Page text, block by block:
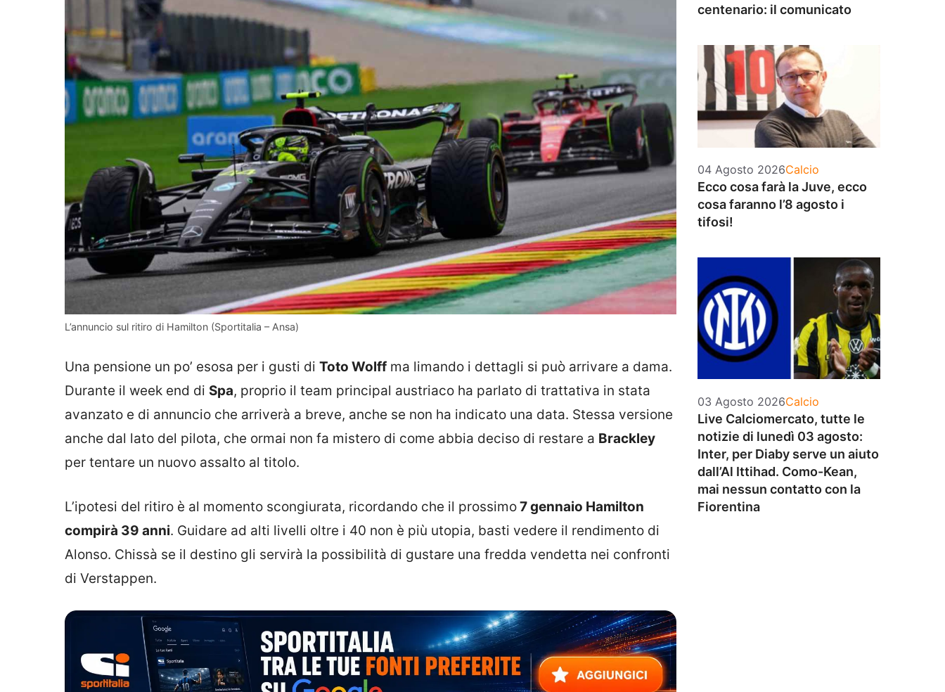
L’annuncio sul ritiro di Hamilton (Sportitalia – Ansa)
Una pensione un po’ esosa per i gusti di Toto Wolff ma limando i dettagli si può arrivare a dama.
Durante il week end di Spa, proprio il team principal austriaco ha parlato di trattativa in stata
avanzato e di annuncio che arriverà a breve, anche se non ha indicato una data. Stessa versione
anche dal lato del pilota, che ormai non fa mistero di come abbia deciso di restare a Brackley
per tentare un nuovo assalto al titolo.
L’ipotesi del ritiro è al momento scongiurata, ricordando che il prossimo7 gennaio Hamilton
compirà 39 anni. Guidare ad alti livelli oltre i 40 non è più utopia, basti vedere il rendimento di
Alonso. Chissà se il destino gli servirà la possibilità di gustare una fredda vendetta nei confronti
di Verstappen.
centenario: il comunicato
04 Agosto 2026Categorie
Calcio
Ecco cosa farà la Juve, ecco
cosa faranno l’8 agosto i
tifosi!
03 Agosto 2026Categorie
Calcio
Live Calciomercato, tutte le
notizie di lunedì 03 agosto:
Inter, per Diaby serve un aiuto
dall’Al Ittihad. Como-Kean,
mai nessun contatto con la
Fiorentina